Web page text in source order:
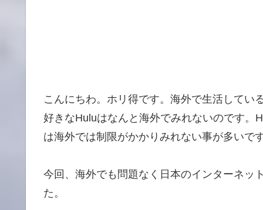
こんにちわ。ホリ得です。海外で生活してい
好きなHuluはなんと海外でみれないのです。
は海外では制限がかかりみれない事が多いで
今回、海外でも問題なく日本のインターネッ
た。